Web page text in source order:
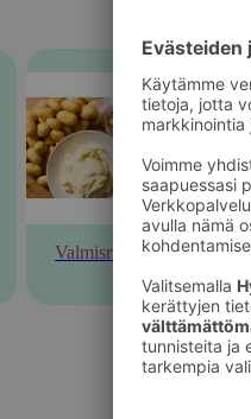
Valmisruoka